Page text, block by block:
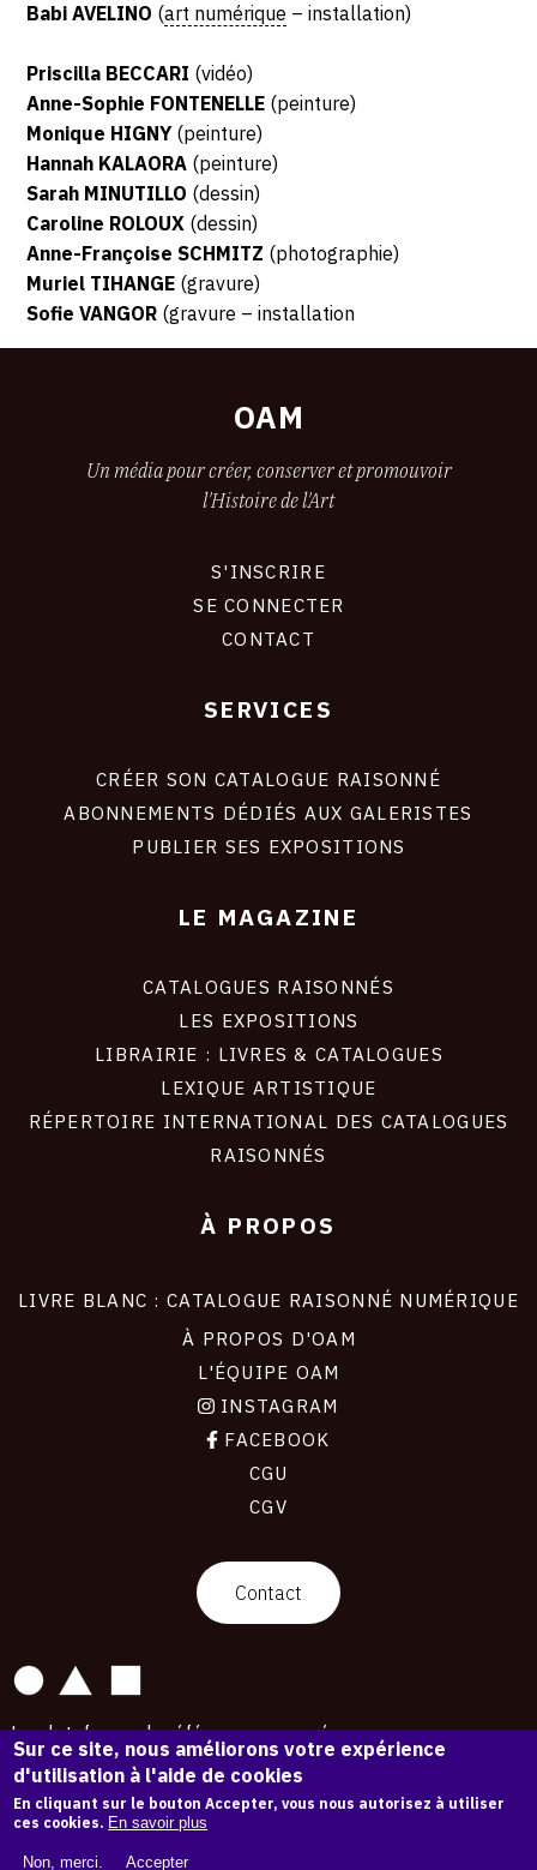
Babi AVELINO (art numérique – installation)
Priscilla BECCARI (vidéo)
Anne-Sophie FONTENELLE (peinture)
Monique HIGNY (peinture)
Hannah KALAORA (peinture)
Sarah MINUTILLO (dessin)
Caroline ROLOUX (dessin)
Anne-Françoise SCHMITZ (photographie)
Muriel TIHANGE (gravure)
Sofie VANGOR (gravure – installation
OAM
Un média pour créer, conserver et promouvoir
l'Histoire de l'Art
S'INSCRIRE
SE CONNECTER
CONTACT
SERVICES
CRÉER SON CATALOGUE RAISONNÉ
ABONNEMENTS DÉDIÉS AUX GALERISTES
PUBLIER SES EXPOSITIONS
LE MAGAZINE
CATALOGUES RAISONNÉS
LES EXPOSITIONS
LIBRAIRIE : LIVRES & CATALOGUES
LEXIQUE ARTISTIQUE
RÉPERTOIRE INTERNATIONAL DES CATALOGUES
RAISONNÉS
À PROPOS
LIVRE BLANC : CATALOGUE RAISONNÉ NUMÉRIQUE
À PROPOS D'OAM
L'ÉQUIPE OAM
INSTAGRAM
FACEBOOK
CGU
CGV
Contact
La plateforme de référence pour créer,
conserver et promouvoir l'Histoire de l'Art.
Des catalogues raisonnés aux archives
d'expositions.
43 254 œuvres d'art — 7 587 expositions
Sur ce site, nous améliorons votre expérience
d'utilisation à l'aide de cookies
En cliquant sur le bouton Accepter, vous nous autorisez à utiliser
ces cookies. En savoir plus
Non, merci. Accepter